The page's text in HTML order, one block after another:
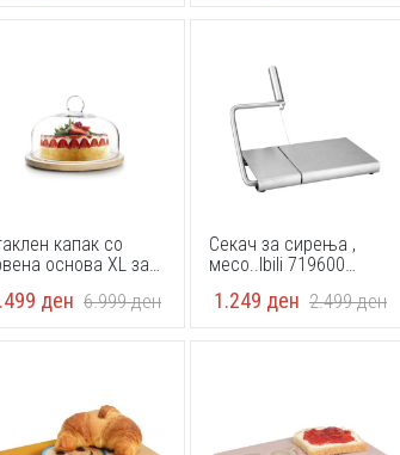
капак со
основа XL за
ден 6.999ден
Секач за сирења ,
месо..Ibili 719600
1.249 ден 2.499ден